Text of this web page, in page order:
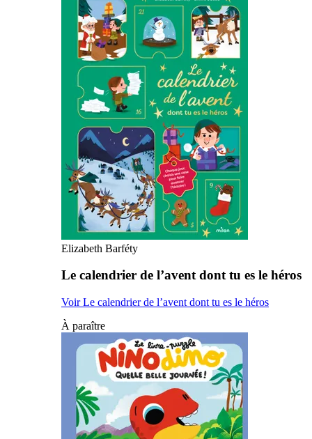
Elizabeth Barféty
Le calendrier de l’avent dont tu es le héros
Voir Le calendrier de l’avent dont tu es le héros
À paraître